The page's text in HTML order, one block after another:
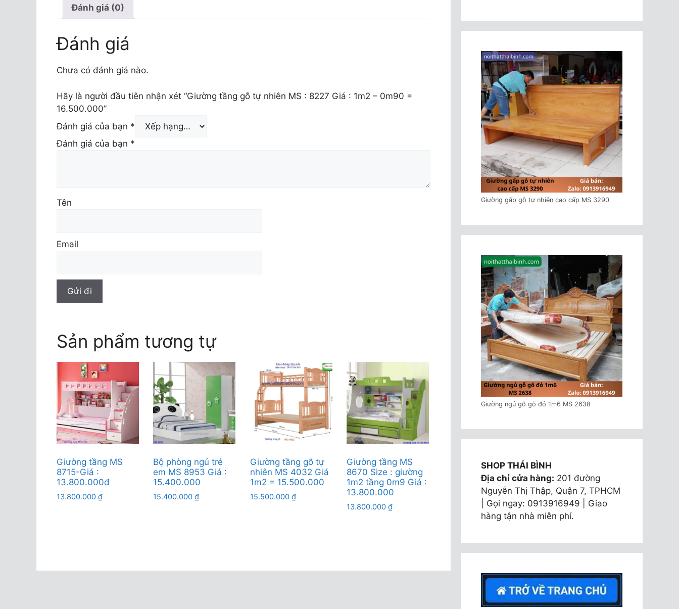
Đánh giá (0)
Đánh giá
Chưa có đánh giá nào.
Hãy là người đầu tiên nhận xét “Giường tầng gỗ tự nhiên MS : 8227 Giá : 1m2 – 0m90 =
16.500.000”
Đánh giá của bạn *
Đánh giá của bạn *
Tên
Email
Sản phẩm tương tự
Giường tầng MS
8715-Giá :
13.800.000đ
13.800.000 ₫
Bộ phòng ngủ trẻ
em MS 8953 Giá :
15.400.000
15.400.000₫
Giường tầng gỗ tự
nhiên MS 4032 Giá
1m2 = 15.500.000
15.500.000 ₫
Giường tầng MS
8670 Size : giường
1m2 tầng 0m9 Giá :
13.800.000
13.800.000 ₫
Giường gấp gỗ tự nhiên cao cấp MS 3290
Giường ngủ gỗ gõ đỏ 1m6 MS 2638
SHOP THÁI BÌNH
Địa chỉ cửa hàng: 201 đường
Nguyễn Thị Thập, Quận 7, TPHCM
| Gọi ngay: 0913916949 | Giao
hàng tận nhà miễn phí.